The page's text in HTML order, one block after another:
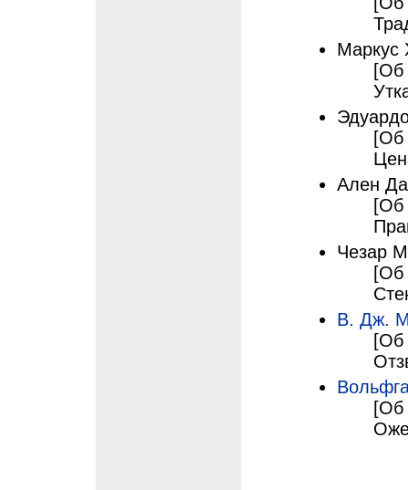
Маркус
[Об
[Об
Ален
[Об
Чезар
[Об
В. Дж.
[Об
[Об